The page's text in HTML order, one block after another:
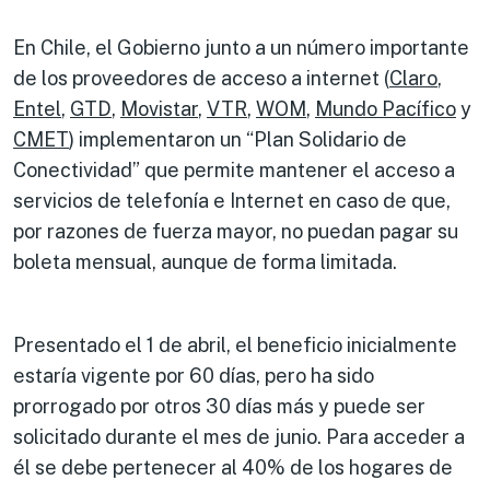
En Chile, el Gobierno junto a un número importante
de los proveedores de acceso a internet (Claro,
Entel, GTD, Movistar, VTR, WOM, Mundo Pacíficoy
CMET) implementaron un “Plan Solidario de
Conectividad” que permite mantener el acceso a
servicios de telefonía e Internet en caso de que,
por razones de fuerza mayor, no puedan pagar su
boleta mensual, aunque de forma limitada.
Presentado el 1 de abril, el beneficio inicialmente
estaría vigente por 60 días, pero ha sido
prorrogado por otros 30 días más y puede ser
solicitado durante el mes de junio. Para acceder a
él se debe pertenecer al 40% de los hogares de